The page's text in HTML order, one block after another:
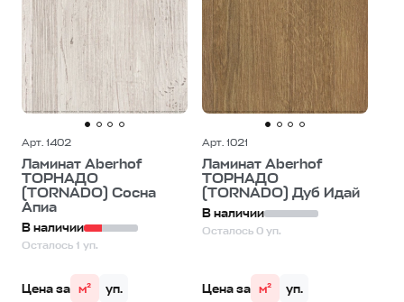
Арт. 1402
Ламинат Aberhof
ТОРНАДО
(TORNADO) Сосна
Апиа
В наличии
Осталось 1 уп.
Цена за м² уп.
Арт. 1021
Ламинат Aberhof
ТОРНАДО
(TORNADO) Дуб Идай
В наличии
Осталось 0 уп.
Цена за м² уп.